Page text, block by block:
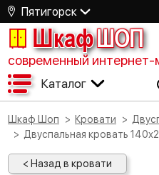
Пятигорск
ШкафШОП
современный
Каталог
Шкаф Шоп Кровати
Двуспальная кровать
< Назад в кровати